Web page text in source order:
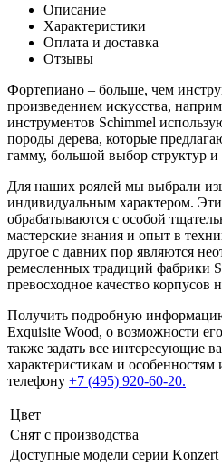
Описание
Характеристики
Оплата и доставка
Отзывы
Фортепиано – больше, чем
произведением искусства,
инструментов Schimmel
породы дерева, которые
гамму, большой выбор структур и
Для наших роялей мы выбрали
индивидуальным характером.
обрабатываются с особой
мастерские знания и опыт в
другое с давних пор являются
ремесленных традиций фабрики
превосходное качество корпусов
Получить подробную
Exquisite Wood, о возможности
также задать все интересующие
характеристикам и
телефону +7 (495) 920-60-20.
Цвет
Снят с производства
Доступные модели серии Konzert